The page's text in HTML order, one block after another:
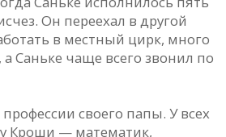
Он переехал в другой
в местный цирк, много
а Саньке чаще всего звонил по
своего папы. У всех
Кроши — математик,